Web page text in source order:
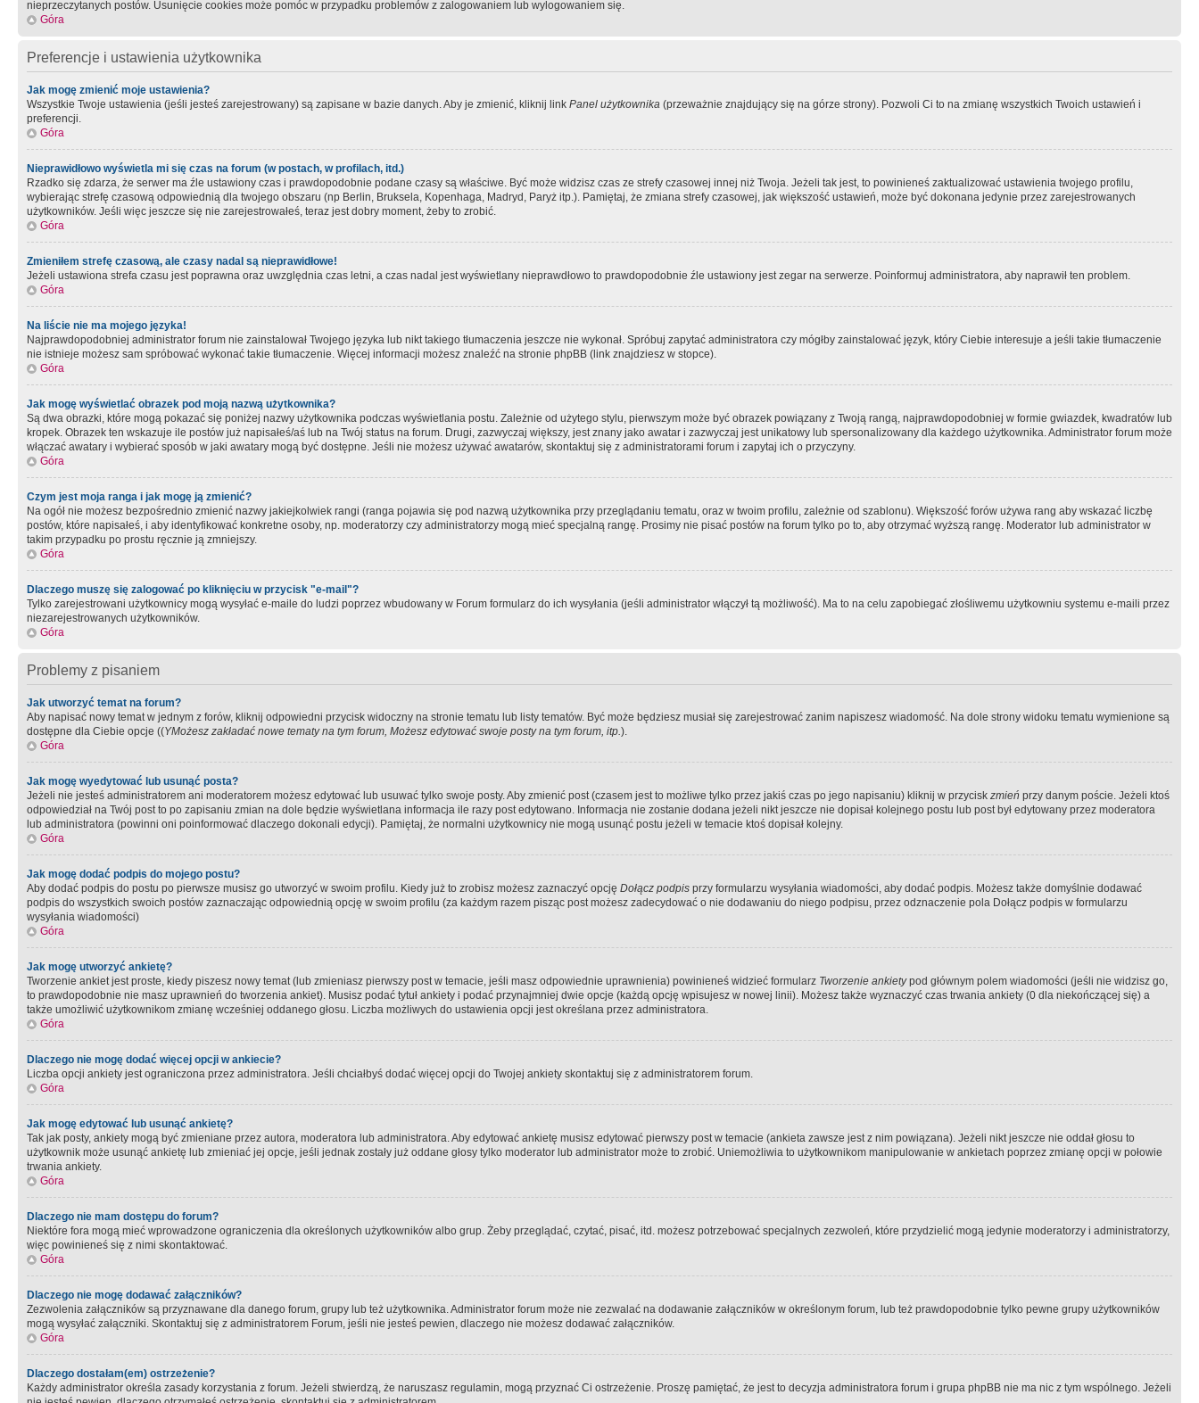
nieprzeczytanych postów. Usunięcie cookies może pomóc w przypadku problemów z zalogowaniem lub wylogowaniem się.
Góra
Preferencje i ustawienia użytkownika
Jak mogę zmienić moje ustawienia?
Wszystkie Twoje ustawienia (jeśli jesteś zarejestrowany) są zapisane w bazie danych. Aby je zmienić, kliknij link Panel użytkownika (przeważnie znajdujący się na górze strony). Pozwoli Ci to na zmianę wszystkich Twoich ustawień i
preferencji.
Góra
Nieprawidłowo wyświetla mi się czas na forum (w postach, w profilach, itd.)
Rzadko się zdarza, że serwer ma źle ustawiony czas i prawdopodobnie podane czasy są właściwe. Być może widzisz czas ze strefy czasowej innej niż Twoja. Jeżeli tak jest, to powinieneś zaktualizować ustawienia twojego profilu,
wybierając strefę czasową odpowiednią dla twojego obszaru (np Berlin, Bruksela, Kopenhaga, Madryd, Paryż itp.). Pamiętaj, że zmiana strefy czasowej, jak większość ustawień, może być dokonana jedynie przez zarejestrowanych
użytkowników. Jeśli więc jeszcze się nie zarejestrowałeś, teraz jest dobry moment, żeby to zrobić.
Góra
Zmieniłem strefę czasową, ale czasy nadal są nieprawidłowe!
Jeżeli ustawiona strefa czasu jest poprawna oraz uwzględnia czas letni, a czas nadal jest wyświetlany nieprawdłowo to prawdopodobnie źle ustawiony jest zegar na serwerze. Poinformuj administratora, aby naprawił ten problem.
Góra
Na liście nie ma mojego języka!
Najprawdopodobniej administrator forum nie zainstalował Twojego języka lub nikt takiego tłumaczenia jeszcze nie wykonał. Spróbuj zapytać administratora czy mógłby zainstalować język, który Ciebie interesuje a jeśli takie tłumaczenie
nie istnieje możesz sam spróbować wykonać takie tłumaczenie. Więcej informacji możesz znaleźć na stronie phpBB (link znajdziesz w stopce).
Góra
Jak mogę wyświetlać obrazek pod moją nazwą użytkownika?
Są dwa obrazki, które mogą pokazać się poniżej nazwy użytkownika podczas wyświetlania postu. Zależnie od użytego stylu, pierwszym może być obrazek powiązany z Twoją rangą, najprawdopodobniej w formie gwiazdek, kwadratów lub
kropek. Obrazek ten wskazuje ile postów już napisałeś/aś lub na Twój status na forum. Drugi, zazwyczaj większy, jest znany jako awatar i zazwyczaj jest unikatowy lub spersonalizowany dla każdego użytkownika. Administrator forum może
włączać awatary i wybierać sposób w jaki awatary mogą być dostępne. Jeśli nie możesz używać awatarów, skontaktuj się z administratorami forum i zapytaj ich o przyczyny.
Góra
Czym jest moja ranga i jak mogę ją zmienić?
Na ogół nie możesz bezpośrednio zmienić nazwy jakiejkolwiek rangi (ranga pojawia się pod nazwą użytkownika przy przeglądaniu tematu, oraz w twoim profilu, zależnie od szablonu). Większość forów używa rang aby wskazać liczbę
postów, które napisałeś, i aby identyfikować konkretne osoby, np. moderatorzy czy administratorzy mogą mieć specjalną rangę. Prosimy nie pisać postów na forum tylko po to, aby otrzymać wyższą rangę. Moderator lub administrator w
takim przypadku po prostu ręcznie ją zmniejszy.
Góra
Dlaczego muszę się zalogować po kliknięciu w przycisk "e-mail"?
Tylko zarejestrowani użytkownicy mogą wysyłać e-maile do ludzi poprzez wbudowany w Forum formularz do ich wysyłania (jeśli administrator włączył tą możliwość). Ma to na celu zapobiegać złośliwemu użytkowniu systemu e-maili przez
niezarejestrowanych użytkowników.
Góra
Problemy z pisaniem
Jak utworzyć temat na forum?
Aby napisać nowy temat w jednym z forów, kliknij odpowiedni przycisk widoczny na stronie tematu lub listy tematów. Być może będziesz musiał się zarejestrować zanim napiszesz wiadomość. Na dole strony widoku tematu wymienione są
dostępne dla Ciebie opcje ((YMożesz zakładać nowe tematy na tym forum, Możesz edytować swoje posty na tym forum, itp.).
Góra
Jak mogę wyedytować lub usunąć posta?
Jeżeli nie jesteś administratorem ani moderatorem możesz edytować lub usuwać tylko swoje posty. Aby zmienić post (czasem jest to możliwe tylko przez jakiś czas po jego napisaniu) kliknij w przycisk zmień przy danym poście. Jeżeli ktoś
odpowiedział na Twój post to po zapisaniu zmian na dole będzie wyświetlana informacja ile razy post edytowano. Informacja nie zostanie dodana jeżeli nikt jeszcze nie dopisał kolejnego postu lub post był edytowany przez moderatora
lub administratora (powinni oni poinformować dlaczego dokonali edycji). Pamiętaj, że normalni użytkownicy nie mogą usunąć postu jeżeli w temacie ktoś dopisał kolejny.
Góra
Jak mogę dodać podpis do mojego postu?
Aby dodać podpis do postu po pierwsze musisz go utworzyć w swoim profilu. Kiedy już to zrobisz możesz zaznaczyć opcję Dołącz podpis przy formularzu wysyłania wiadomości, aby dodać podpis. Możesz także domyślnie dodawać
podpis do wszystkich swoich postów zaznaczając odpowiednią opcję w swoim profilu (za każdym razem pisząc post możesz zadecydować o nie dodawaniu do niego podpisu, przez odznaczenie pola Dołącz podpis w formularzu
wysyłania wiadomości)
Góra
Jak mogę utworzyć ankietę?
Tworzenie ankiet jest proste, kiedy piszesz nowy temat (lub zmieniasz pierwszy post w temacie, jeśli masz odpowiednie uprawnienia) powinieneś widzieć formularz Tworzenie ankietypod głównym polem wiadomości (jeśli nie widzisz go,
to prawdopodobnie nie masz uprawnień do tworzenia ankiet). Musisz podać tytuł ankiety i podać przynajmniej dwie opcje (każdą opcję wpisujesz w nowej linii). Możesz także wyznaczyć czas trwania ankiety (0 dla niekończącej się) a
także umożliwić użytkownikom zmianę wcześniej oddanego głosu. Liczba możliwych do ustawienia opcji jest określana przez administratora.
Góra
Dlaczego nie mogę dodać więcej opcji w ankiecie?
Liczba opcji ankiety jest ograniczona przez administratora. Jeśli chciałbyś dodać więcej opcji do Twojej ankiety skontaktuj się z administratorem forum.
Góra
Jak mogę edytować lub usunąć ankietę?
Tak jak posty, ankiety mogą być zmieniane przez autora, moderatora lub administratora. Aby edytować ankietę musisz edytować pierwszy post w temacie (ankieta zawsze jest z nim powiązana). Jeżeli nikt jeszcze nie oddał głosu to
użytkownik może usunąć ankietę lub zmieniać jej opcje, jeśli jednak zostały już oddane głosy tylko moderator lub administrator może to zrobić. Uniemożliwia to użytkownikom manipulowanie w ankietach poprzez zmianę opcji w połowie
trwania ankiety.
Góra
Dlaczego nie mam dostępu do forum?
Niektóre fora mogą mieć wprowadzone ograniczenia dla określonych użytkowników albo grup. Żeby przeglądać, czytać, pisać, itd. możesz potrzebować specjalnych zezwoleń, które przydzielić mogą jedynie moderatorzy i administratorzy,
więc powinieneś się z nimi skontaktować.
Góra
Dlaczego nie mogę dodawać załączników?
Zezwolenia załączników są przyznawane dla danego forum, grupy lub też użytkownika. Administrator forum może nie zezwalać na dodawanie załączników w określonym forum, lub też prawdopodobnie tylko pewne grupy użytkowników
mogą wysyłać załączniki. Skontaktuj się z administratorem Forum, jeśli nie jesteś pewien, dlaczego nie możesz dodawać załączników.
Góra
Dlaczego dostałam(em) ostrzeżenie?
Każdy administrator określa zasady korzystania z forum. Jeżeli stwierdzą, że naruszasz regulamin, mogą przyznać Ci ostrzeżenie. Proszę pamiętać, że jest to decyzja administratora forum i grupa phpBB nie ma nic z tym wspólnego. Jeżeli